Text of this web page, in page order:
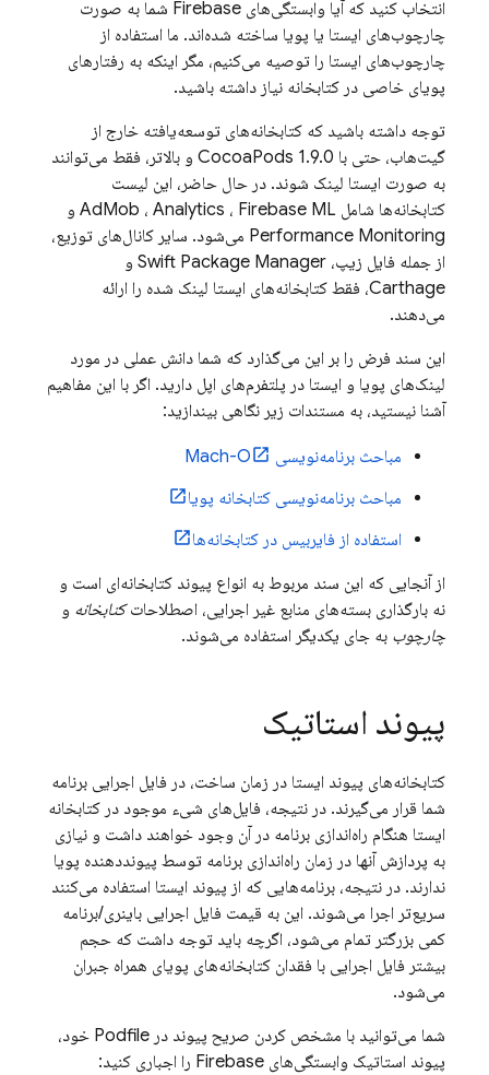
انتخاب کنید که آیا وابستگی‌های Firebase شما به صورت
چارچوب‌های ایستا یا پویا ساخته شده‌اند. ما استفاده از
چارچوب‌های ایستا را توصیه می‌کنیم، مگر اینکه به رفتارهای
پویای خاصی در کتابخانه نیاز داشته باشید.
توجه داشته باشید که کتابخانه‌های توسعه‌یافته خارج از
گیت‌هاب، حتی با CocoaPods 1.9.0 و بالاتر، فقط می‌توانند
به صورت ایستا لینک شوند. در حال حاضر، این لیست
کتابخانه‌ها شامل
AdMob ، Analytics ، Firebase ML
و
Performance Monitoring می‌شود. سایر کانال‌های توزیع،
از جمله فایل زیپ، Swift Package Manager و
Carthage، فقط کتابخانه‌های ایستا لینک شده را ارائه
می‌دهند.
این سند فرض را بر این می‌گذارد که شما دانش عملی در مورد
لینک‌های پویا و ایستا در پلتفرم‌های اپل دارید. اگر با این مفاهیم
آشنا نیستید، به مستندات زیر نگاهی بیندازید:
مباحث برنامه‌نویسی Mach-O
مباحث برنامه‌نویسی کتابخانه پویا
استفاده از فایربیس در کتابخانه‌ها
از آنجایی که این سند مربوط به انواع پیوند کتابخانه‌ای است و
نه بارگذاری بسته‌های منابع غیر اجرایی، اصطلاحاتکتابخانه و
چارچوب به جای یکدیگر استفاده می‌شوند.
پیوند استاتیک
کتابخانه‌های پیوند ایستا در زمان ساخت، در فایل اجرایی برنامه
شما قرار می‌گیرند. در نتیجه، فایل‌های شیء موجود در کتابخانه
ایستا هنگام راه‌اندازی برنامه در آن وجود خواهند داشت و نیازی
به پردازش آنها در زمان راه‌اندازی برنامه توسط پیونددهنده پویا
ندارند. در نتیجه، برنامه‌هایی که از پیوند ایستا استفاده می‌کنند
سریع‌تر اجرا می‌شوند. این به قیمت فایل اجرایی باینری/برنامه
کمی بزرگتر تمام می‌شود، اگرچه باید توجه داشت که حجم
بیشتر فایل اجرایی با فقدان کتابخانه‌های پویای همراه جبران
می‌شود.
شما می‌توانید با مشخص کردن صریح پیوند در Podfile خود،
پیوند استاتیک وابستگی‌های Firebase را اجباری کنید: